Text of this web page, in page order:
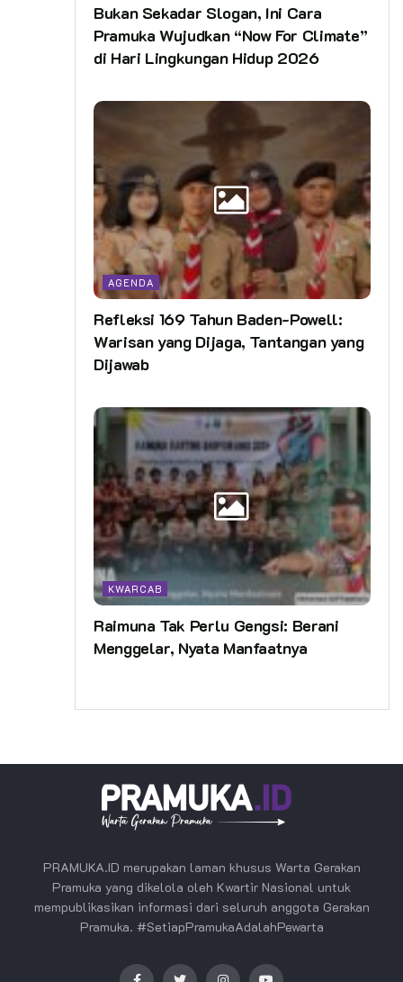
Bukan Sekadar Slogan, Ini Cara
Pramuka Wujudkan “Now For Climate”
di Hari Lingkungan Hidup 2026
AGENDA
Refleksi 169 Tahun Baden-Powell:
Warisan yang Dijaga, Tantangan yang
Dijawab
KWARCAB
Raimuna Tak Perlu Gengsi: Berani
Menggelar, Nyata Manfaatnya
PRAMUKA.ID merupakan laman khusus Warta Gerakan
Pramuka yang dikelola oleh Kwartir Nasional untuk
mempublikasikan informasi dari seluruh anggota Gerakan
Pramuka. #SetiapPramukaAdalahPewarta